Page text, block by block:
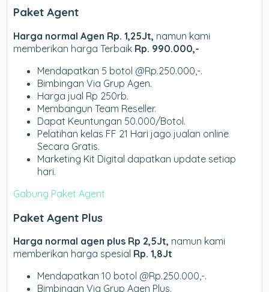
Paket Agent
Harga normal Agen Rp. 1,25Jt, namun kami
memberikan harga Terbaik Rp. 990.000,-
Mendapatkan 5 botol @Rp.250.000,-.
Bimbingan Via Grup Agen.
Harga jual Rp 250rb.
Membangun Team Reseller.
Dapat Keuntungan 50.000/Botol.
Pelatihan kelas FF 21 Hari jago jualan online
Secara Gratis.
Marketing Kit Digital dapatkan update setiap
hari.
Gabung Paket Agent
Paket Agent Plus
Harga normal agen plus Rp 2,5Jt, namun kami
memberikan harga spesial Rp. 1,8Jt
Mendapatkan 10 botol @Rp.250.000,-.
Bimbingan Via Grup Agen Plus.